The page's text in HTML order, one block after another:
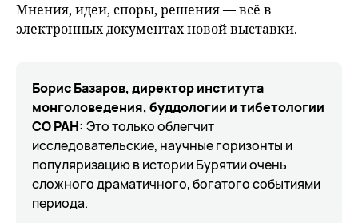
Мнения, идеи, споры, решения — всё в
электронных документах новой выставки.
Борис Базаров, директор института
монголоведения, буддологии и тибетологии
СО РАН: Это только облегчит
исследовательские, научные горизонты и
популяризацию в истории Бурятии очень
сложного драматичного, богатого событиями
периода.